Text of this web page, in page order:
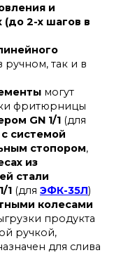
и
(до 2-х шагов в
ручном, так и в
могут
фритюрницы
GN 1/1(для
с системой
стопором,
из
стали
1(для ЭФК-35Л)
колесами
продукта
ручкой,
для слива